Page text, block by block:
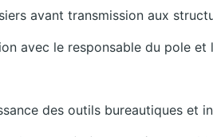
avant transmission aux
avec le responsable du pole et
des outils bureautiques et